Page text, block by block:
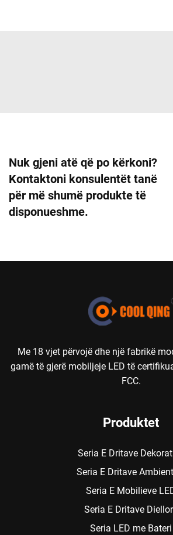
Nuk gjeni atë që po kërkoni?
Kontaktoni konsulentët tanë
për më shumë produkte të
disponueshme.
Me 18 vjet përvojë dhe një fabrikë
gamë të gjerë mobiljeje LED të
FCC.
Produktet
Seria E Dritave
Seria E Dritave
Seria E Mobilieve
Seria E Dritave
Seria LED me Bateri